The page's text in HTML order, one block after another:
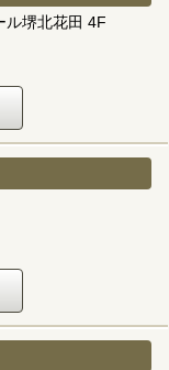
ル堺北花田 4F